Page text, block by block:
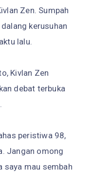
Zen. Sumpah
kerusuhan
lalu.
Kivlan Zen
debat terbuka
peristiwa 98,
Jangan omong
saya mau sembah